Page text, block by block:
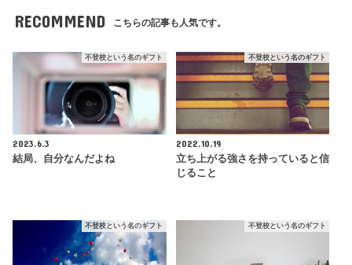
RECOMMEND こちらの記事も人気です。
不登校という名のギフト
2023.6.3
結局、自分なんだよね
不登校という名のギフト
2022.10.19
立ち上がる強さを持っていると信
じること
不登校という名のギフト 不登校という名のギフト